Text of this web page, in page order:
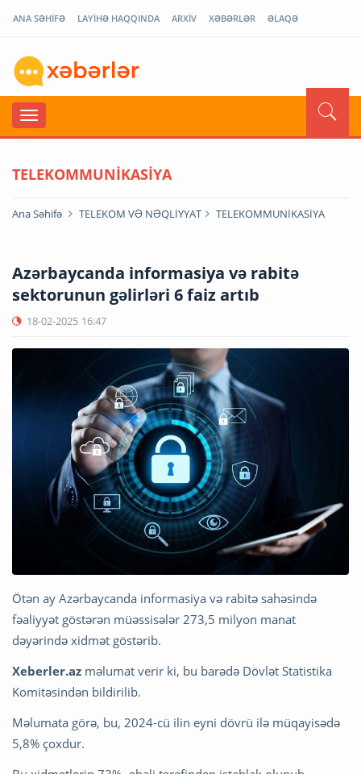
ANA SƏHİFƏ LAYİHƏ HAQQINDA ARXİV XƏBƏRLƏR ƏLAQƏ
TELEKOMMUNİKASİYA
Ana Səhifə TELEKOM VƏ NƏQLİYYAT TELEKOMMUNİKASİYA
Azərbaycanda informasiya və rabitə
sektorunun gəlirləri 6 faiz artıb
18-02-2025 16:47
Ötən ay Azərbaycanda informasiya və rabitə sahəsində
fəaliyyət göstərən müəssisələr 273,5 milyon manat
dəyərində xidmət göstərib.
Xeberler.az məlumat verir ki, bu barədə Dövlət Statistika
Komitəsindən bildirilib.
Məlumata görə, bu, 2024-cü ilin eyni dövrü ilə müqayisədə
5,8% çoxdur.